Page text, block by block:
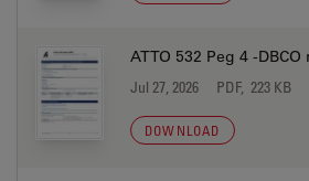
ATTO 532 Peg 4 -DBCO
Jul 27, 2026 PDF, 223 KB
DOWNLOAD